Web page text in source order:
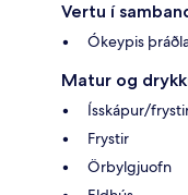
Vertu í
Ókeypis
Matur og
Ísskápur/
Frystir
Örbylgjuofn